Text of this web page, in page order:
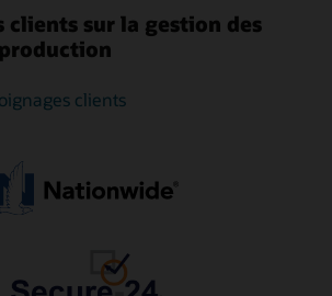
clients sur la gestion des
clients